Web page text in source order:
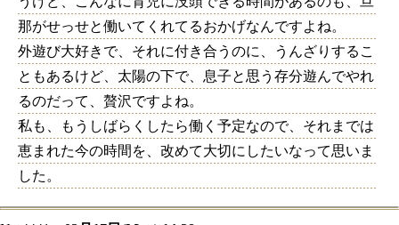
那がせっせと働いてくれてるおかげなんですよね。
外遊び大好きで、それに付き合うのに、うんざりするこ
ともあるけど、太陽の下で、息子と思う存分遊んでやれ
るのだって、贅沢ですよね。
私も、もうしばらくしたら働く予定なので、それまでは
恵まれた今の時間を、改めて大切にしたいなって思いま
した。